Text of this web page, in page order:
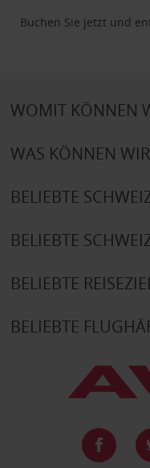
Buchen Sie jetzt und
WOMIT KÖNNEN
WAS KÖNNEN
BELIEBTE
BELIEBTE
BELIEBTE
BELIEBTE